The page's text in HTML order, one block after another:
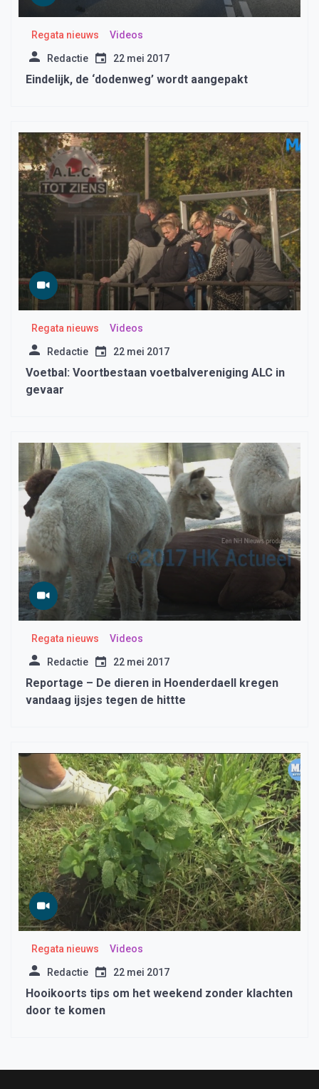
Regata nieuws Videos
Redactie 22 mei 2017
Eindelijk, de ‘dodenweg’ wordt aangepakt
Regata nieuws Videos
Redactie 22 mei 2017
Voetbal: Voortbestaan voetbalvereniging ALC in
gevaar
Regata nieuws Videos
Redactie 22 mei 2017
Reportage – De dieren in Hoenderdaell kregen
vandaag ijsjes tegen de hittte
Regata nieuws Videos
Redactie 22 mei 2017
Hooikoorts tips om het weekend zonder klachten
door te komen